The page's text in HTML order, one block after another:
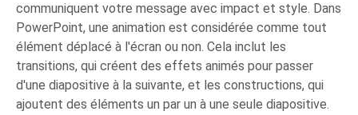
communiquent votre message avec impact et style. Dans
PowerPoint, une animation est considérée comme tout
élément déplacé à l'écran ou non. Cela inclut les
transitions, qui créent des effets animés pour passer
d'une diapositive à la suivante, et les constructions, qui
ajoutent des éléments un par un à une seule diapositive.